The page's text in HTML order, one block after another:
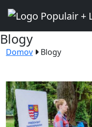
Blogy
Domov Blogy